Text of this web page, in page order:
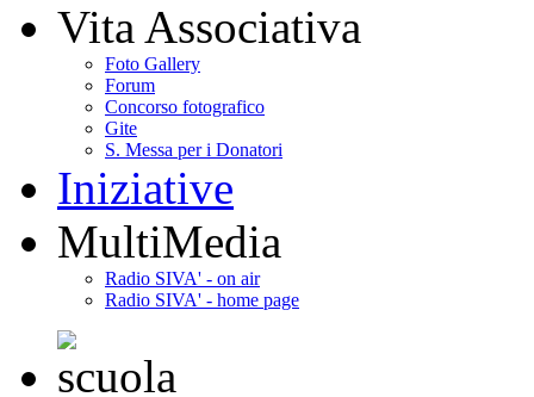
Vita Associativa
Foto Gallery
Forum
Concorso fotografico
Gite
S. Messa per i Donatori
Iniziative
MultiMedia
Radio SIVA' - on air
Radio SIVA' - home page